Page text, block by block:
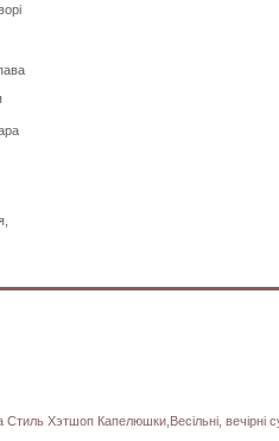
Хэтшоп Капелюшки,Весільні, вечірні